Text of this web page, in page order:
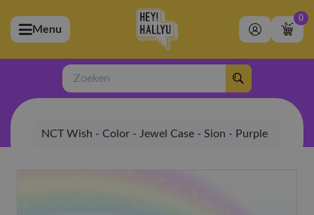
(Artiesten)
(Merchandise)
(Exclusive)
(Winkel)
Menu
0
Zoeken
NCT Wish - Color - Jewel Case - Sion - Purple